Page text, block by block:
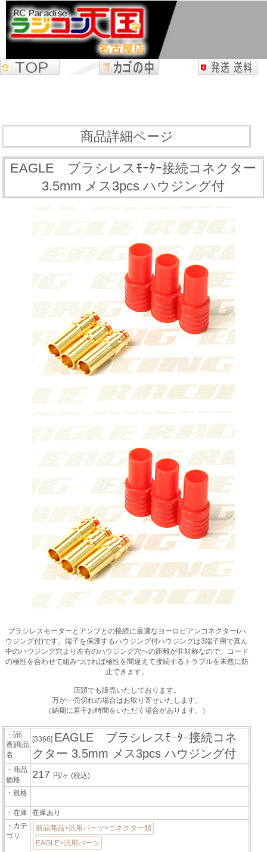
商品詳細ページ
EAGLE ブラシレスﾓｰﾀｰ接続コネクター
3.5mm メス3pcs ハウジング付
ブラシレスモーターとアンプとの接続に最適なヨーロピアンコネクター(ハ
ウジング付)です。端子を保護するハウジング付ハウジングは3端子用で真ん
中のハウジング穴より左右のハウジング穴への距離が非対称なので、コード
の極性を合わせて組みつければ極性を間違えて接続するトラブルを未然に防
止できます。
店頭でも販売いたしております。
万が一売切れの場合はお取り寄せいたします。
（納期に若干お時間をいただく場合があります。）
・[品
番]商品
名
[3366] EAGLE ブラシレスﾓｰﾀｰ接続コネ
クター 3.5mm メス3pcs ハウジング付
・商品
価格
217 円/ヶ(税込)
・規格
・在庫
在庫あり
・カテ
ゴリ
新品商品>汎用パーツ>コネクター類
EAGLE>汎用パーツ